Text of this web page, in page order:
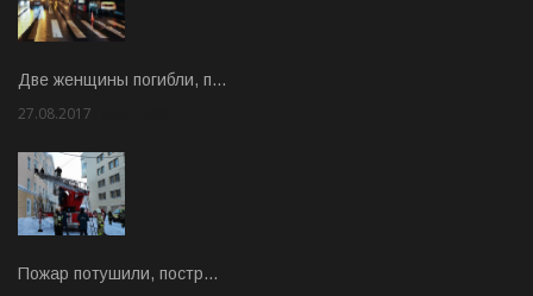
Две женщины погибли, п…
27.08.2017
Пожар потушили, постр…